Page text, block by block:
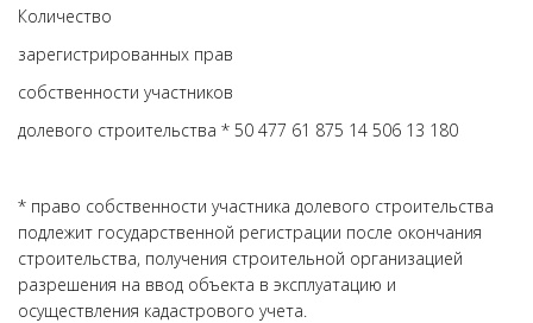
Количество
зарегистрированных прав
собственности участников
долевого строительства * 50 477 61 875 14 506 13 180
* право собственности участника долевого строительства
подлежит государственной регистрации после окончания
строительства, получения строительной организацией
разрешения на ввод объекта в эксплуатацию и
осуществления кадастрового учета.